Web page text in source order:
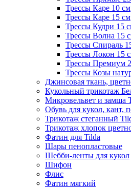
Трессы Каре 10 см
Трессы Каре 15 см
Трессы Кудри 15
Трессы Волна 15
Трессы Спираль
Трессы Локон 15
Трессы Премиум
Трессы Козы
Джинсовая ткань,
Кукольный трикотаж
Микровельвет и замша
Обувь для кукол, кант,
Трикотаж стеганный
Трикотаж хлопок
Фатин для Tilda
Шары пенопластовые
Шебби-ленты для кукол
Шифон
Флис
Фатин мягкий